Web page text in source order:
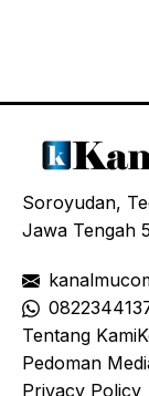
Soroyudan,
Jawa Tengah
08
Tentang Kami
Pedoman
Privacy Policy